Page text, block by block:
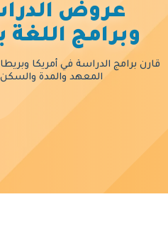
عروض
وبرامج
قارن برامج الدراسة في أمريكا
المعهد والمدة